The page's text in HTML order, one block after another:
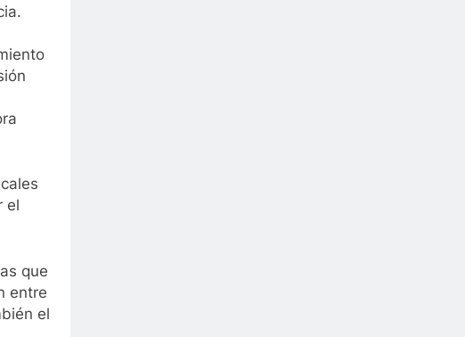
el
que
entre
el